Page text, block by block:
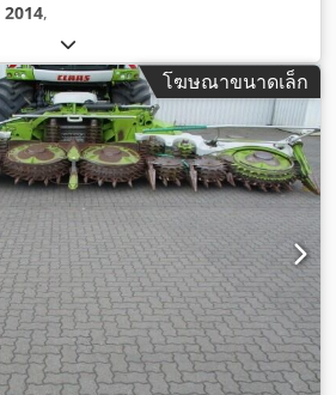
2014,
โฆษณาขนาดเล็ก